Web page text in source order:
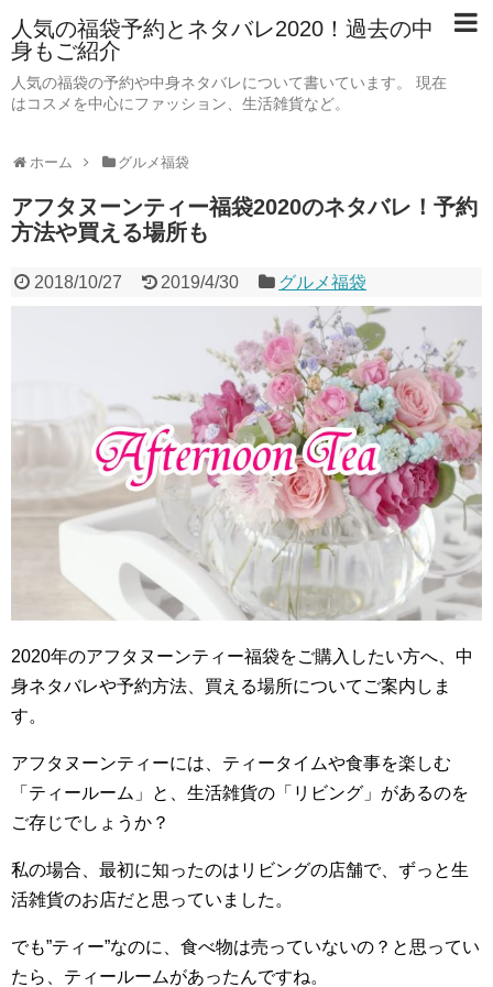
人気の福袋予約とネタバレ2020！過去の中
身もご紹介
人気の福袋の予約や中身ネタバレについて書いています。 現在
はコスメを中心にファッション、生活雑貨など。
ホーム グルメ福袋
アフタヌーンティー福袋2020のネタバレ！予約
方法や買える場所も
2018/10/27 2019/4/30 グルメ福袋
2020年のアフタヌーンティー福袋をご購入したい方へ、中
身ネタバレや予約方法、買える場所についてご案内しま
す。
アフタヌーンティーには、ティータイムや食事を楽しむ
「ティールーム」と、生活雑貨の「リビング」があるのを
ご存じでしょうか？
私の場合、最初に知ったのはリビングの店舗で、ずっと生
活雑貨のお店だと思っていました。
でも”ティー”なのに、食べ物は売っていないの？と思ってい
たら、ティールームがあったんですね。